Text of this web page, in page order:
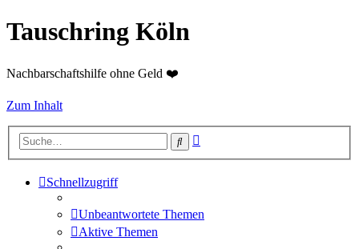
Tauschring Köln
Nachbarschaftshilfe ohne Geld ❤️
Zum Inhalt
Suche
Schnellzugriff
Unbeantwortete Themen
Aktive Themen